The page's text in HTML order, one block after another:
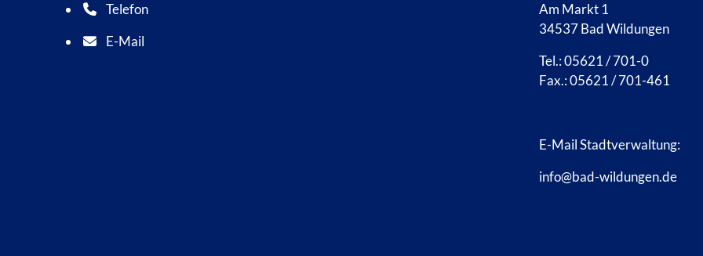
Telefon
Telefonnummer: 0 5 6 2 1 7 0 1 0
E-Mail
E-Mail Adresse: info@bad-wildungen.de
Am Markt 1
34537 Bad Wildungen
Tel.: 05621 / 701-0
Fax.: 05621 / 701-461
E-Mail Stadtverwaltung:
info@bad-wildungen.de